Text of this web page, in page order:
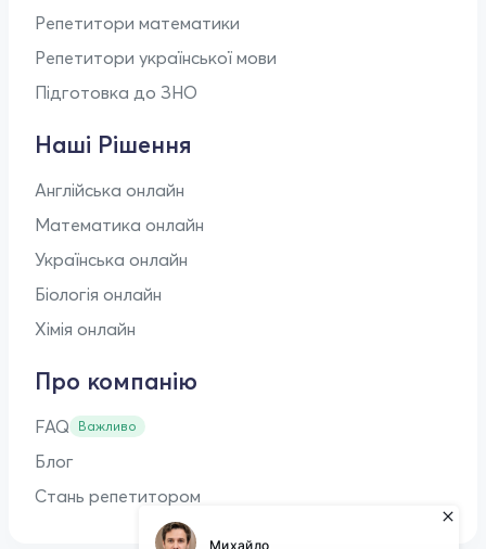
Репетитори математики
Репетитори української мови
Підготовка до ЗНО
Наші Рішення
Англійська онлайн
Математика онлайн
Українська онлайн
Біологія онлайн
Хімія онлайн
Про компанію
FAQ Важливо
Блог
Стань репетитором